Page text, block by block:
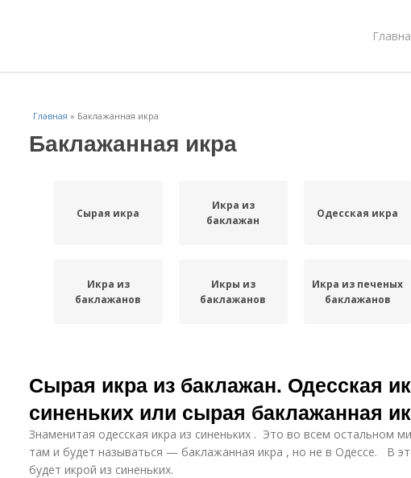
Главная » Баклажанная икра
Баклажанная икра
Сырая икра
Икра из
баклажан
Одесская икра
Икра из
баклажанов
Икры из
баклажанов
Икра из печеных
баклажанов
баклажанов
баклажанов
Вкусная икра
Икры из
баклажан
Икра из
жареных грибов
Сырая икра из баклажан. Одесская
синеньких или сырая баклажанная
Знаменитая одесская икра из синеньких . Это во всем остальном
там и будет называться — баклажанная икра , но не в Одессе. В
будет икрой из синеньких.